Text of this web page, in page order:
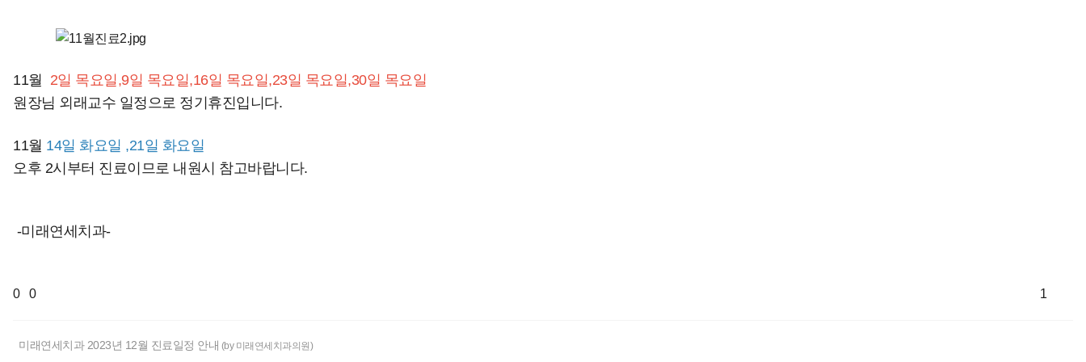
11월 2일 목요일,9일 목요일,16일 목요일,23일 목요일,30일 목요일
원장님 외래교수 일정으로 정기휴진입니다.
11월 14일 화요일 ,21일 화요일
오후 2시부터 진료이므로 내원시 참고바랍니다.
-미래연세치과-
0 0 1
미래연세치과 2023년 12월 진료일정 안내 (by 미래연세치과의원)